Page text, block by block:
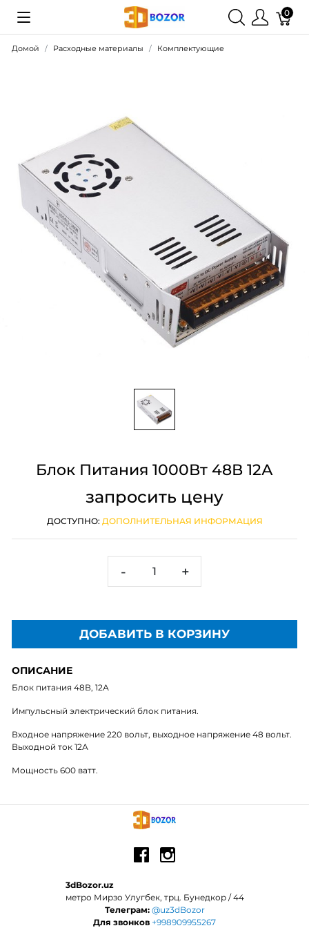
0
Домой Расходные материалы Комплектующие
Блок Питания 1000Вт 48В 12А
запросить цену
ДОСТУПНО: ДОПОЛНИТЕЛЬНАЯ ИНФОРМАЦИЯ
- +
ДОБАВИТЬ В КОРЗИНУ
ОПИСАНИЕ
Блок питания 48В, 12А
Импульсный электрический блок питания.
Входное напряжение 220 вольт, выходное напряжение 48 вольт.
Выходной ток 12А
Мощность 600 ватт.
3dBozor.uz
метро Мирзо Улугбек, трц. Бунедкор / 44
Телеграм: @uz3dBozor
Для звонков +998909955267